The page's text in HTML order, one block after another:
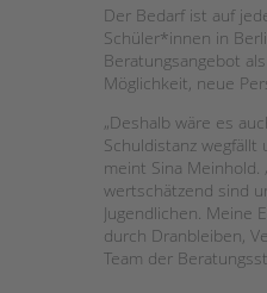
Der Bedarf ist auf
Schüler*innen in
Beratungsangebot
Möglichkeit, neue
„Deshalb wäre es
Schuldistanz
meint Sina
wertschätzend sind
Jugendlichen. Meine
durch Dranbleiben,
Team der